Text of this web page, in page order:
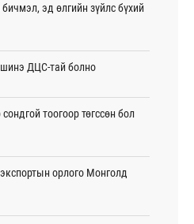
эд өлгийн зүйлс бүхий
ДЦС-тай болно
тоогоор төгссөн бол
орлого Монголд